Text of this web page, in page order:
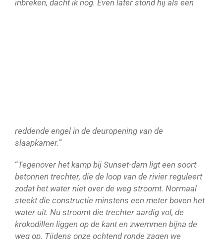
inbreken, dacht ik nog. Even later stond hij als een
reddende engel in de deuropening van de
slaapkamer.”
“Tegenover het kamp bij Sunset-dam ligt een soort
betonnen trechter, die de loop van de rivier reguleert
zodat het water niet over de weg stroomt. Normaal
steekt die constructie minstens een meter boven het
water uit. Nu stroomt die trechter aardig vol, de
krokodillen liggen op de kant en zwemmen bijna de
weg op. Tijdens onze ochtend ronde zagen we